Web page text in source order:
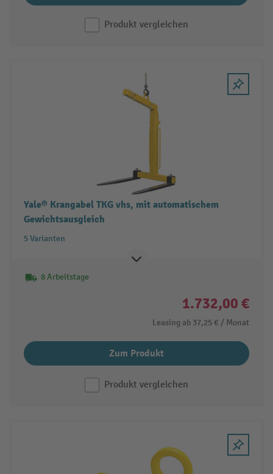
Produkt vergleichen
Yale® Krangabel TKG vhs, mit automatischem
Gewichtsausgleich
5 Varianten
8 Arbeitstage
1.732,00 €
Leasing ab 37,25 € / Monat
Zum Produkt
Produkt vergleichen